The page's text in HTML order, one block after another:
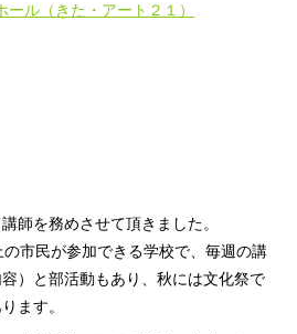
ル（きた・アート２１）
師を務めさせて頂きました。
市民が参加できる学校で、毎週の講
）と部活動もあり、秋には文化祭で
ます。